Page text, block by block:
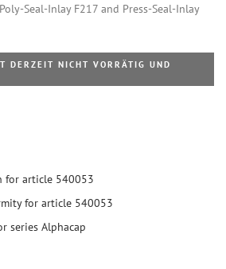
Seal-Inlay F217 and Press-Seal-Inlay
DERZEIT NICHT VORRÄTIG UND
for article 540053
for article 540053
series Alphacap